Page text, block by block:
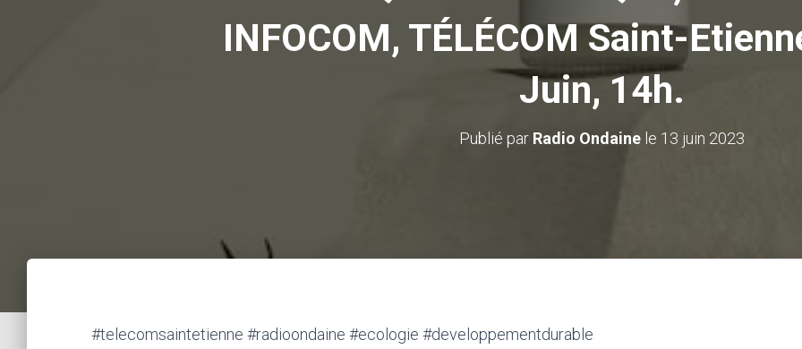
INFOCOM, TÉLÉCOM Saint-
Juin, 14h.
Publié par Radio Ondainele 13 juin 2023
#telecomsaintetienne #radioondaine #ecologie #developpementdurable